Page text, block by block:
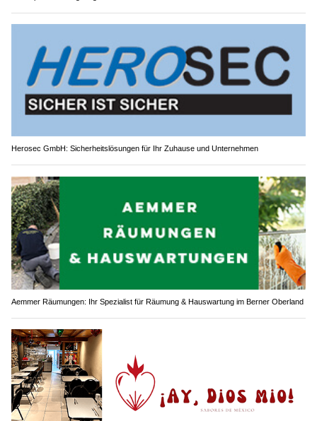
Herosec GmbH: Sicherheitslösungen für Ihr Zuhause und Unternehmen
Aemmer Räumungen: Ihr Spezialist für Räumung & Hauswartung im Berner Oberland